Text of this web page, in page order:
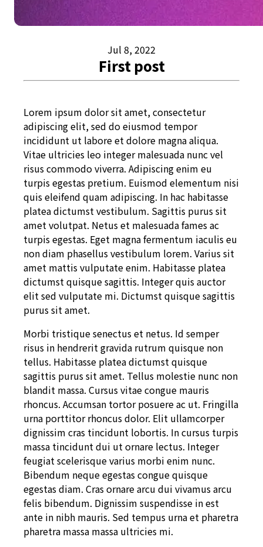
Jul 8, 2022
First post
Lorem ipsum dolor sit amet, consectetur
adipiscing elit, sed do eiusmod tempor
incididunt ut labore et dolore magna aliqua.
Vitae ultricies leo integer malesuada nunc vel
risus commodo viverra. Adipiscing enim eu
turpis egestas pretium. Euismod elementum nisi
quis eleifend quam adipiscing. In hac habitasse
platea dictumst vestibulum. Sagittis purus sit
amet volutpat. Netus et malesuada fames ac
turpis egestas. Eget magna fermentum iaculis eu
non diam phasellus vestibulum lorem. Varius sit
amet mattis vulputate enim. Habitasse platea
dictumst quisque sagittis. Integer quis auctor
elit sed vulputate mi. Dictumst quisque sagittis
purus sit amet.
Morbi tristique senectus et netus. Id semper
risus in hendrerit gravida rutrum quisque non
tellus. Habitasse platea dictumst quisque
sagittis purus sit amet. Tellus molestie nunc non
blandit massa. Cursus vitae congue mauris
rhoncus. Accumsan tortor posuere ac ut. Fringilla
urna porttitor rhoncus dolor. Elit ullamcorper
dignissim cras tincidunt lobortis. In cursus turpis
massa tincidunt dui ut ornare lectus. Integer
feugiat scelerisque varius morbi enim nunc.
Bibendum neque egestas congue quisque
egestas diam. Cras ornare arcu dui vivamus arcu
felis bibendum. Dignissim suspendisse in est
ante in nibh mauris. Sed tempus urna et pharetra
pharetra massa massa ultricies mi.